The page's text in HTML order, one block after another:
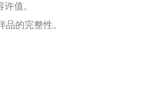
值。
的完整性。